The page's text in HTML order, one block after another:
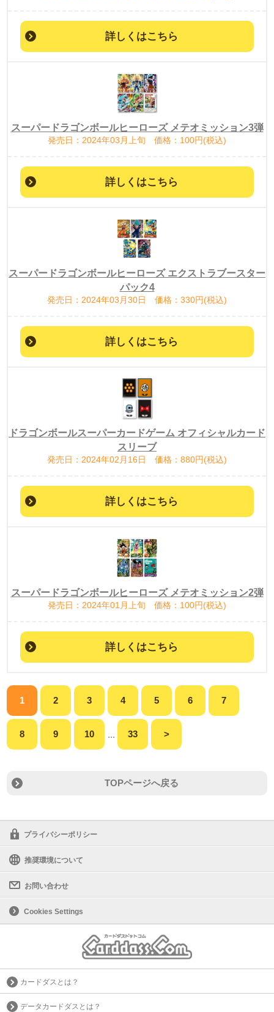
詳しくはこちら
スーパードラゴンボールヒーローズ メテオミッション3弾
発売日：2024年03月上旬 価格：100円(税込)
詳しくはこちら
スーパードラゴンボールヒーローズ エクストラブースター
パック4
発売日：2024年03月30日 価格：330円(税込)
詳しくはこちら
ドラゴンボールスーパーカードゲーム オフィシャルカード
スリーブ
発売日：2024年02月16日 価格：880円(税込)
詳しくはこちら
スーパードラゴンボールヒーローズ メテオミッション2弾
発売日：2024年01月上旬 価格：100円(税込)
詳しくはこちら
1 2 3 4 5 6 7
8 9 10 ... 33 >
TOPページへ戻る
プライバシーポリシー
推奨環境について
お問い合わせ
Cookies Settings
カードダスとは？
データカードダスとは？